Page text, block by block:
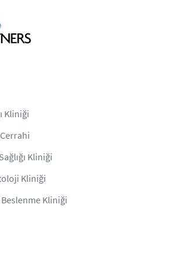
Kliniği
Kliniği
Kliniği
Beslenme Kliniği